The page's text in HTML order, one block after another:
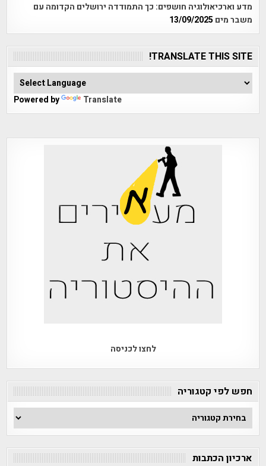
מדע וארכיאולוגיה חושפים: כך התמודדה ירושלים הקדומה עם
משבר מים 13/09/2025
TRANSLATE THIS SITE!
Powered by Translate
לחצו לכניסה
חפש לפי קטגוריה
חפש
לפי
קטגוריה
ארכיון הכתבות